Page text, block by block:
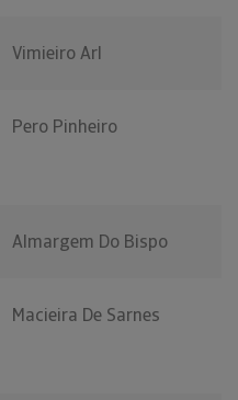
Vimieiro Arl
Pero Pinheiro
Almargem Do Bispo
Macieira De Sarnes